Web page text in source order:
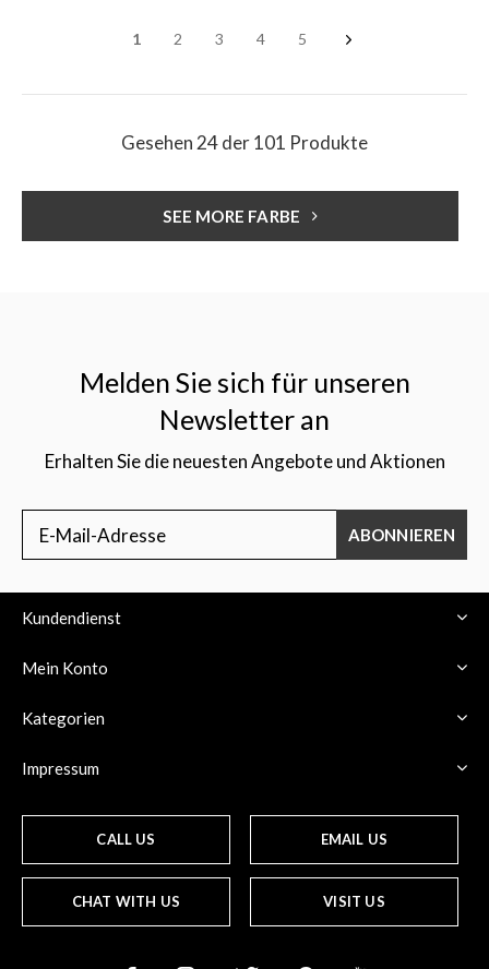
1 2 3 4 5
Gesehen 24 der 101 Produkte
SEE MORE FARBE
Melden Sie sich für unseren
Newsletter an
Erhalten Sie die neuesten Angebote und Aktionen
ABONNIEREN
Kundendienst
Mein Konto
Kategorien
Impressum
CALL US EMAIL US
CHAT WITH US VISIT US